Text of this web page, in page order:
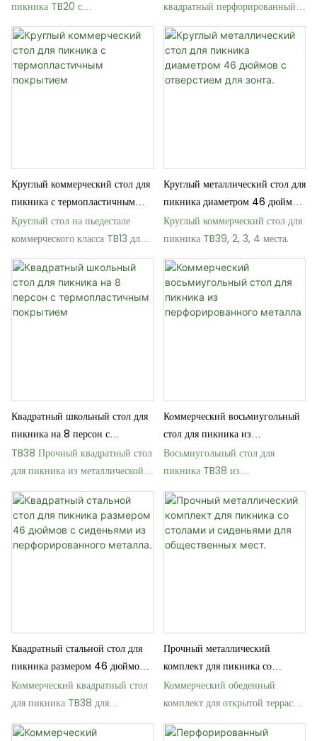
открытом воздухе.
пикника TB20 с
перфорированной стальной
конструкцией
квадратный перфорированный
стальной стол для пикника
размером 46 дюймов
Круглый коммерческий стол для
пикника с термопластичным
покрытием
Круглый стол на пьедестале
коммерческого класса TB13 для
парков и садов.
Круглый металлический стол для
пикника диаметром 46 дюймов
с отверстием для зонта.
Круглый коммерческий стол для
пикника TB39, 2, 3, 4 места.
Квадратный школьный стол для
пикника на 8 персон с
термопластичным покрытием
TB38 Прочный квадратный стол
для пикника из металлической
сетки для школы
Коммерческий восьмиугольный
стол для пикника из
перфорированного металла
Восьмиугольный стол для
пикника TB38 из
перфорированного металла для
парков и школ
Квадратный стальной стол для
пикника размером 46 дюймов с
сиденьями из перфорированного
металла.
Коммерческий квадратный стол
для пикника TB38 для
использования на открытом
Прочный металлический
комплект для пикника со
столами и сиденьями для
общественных мест.
Коммерческий обеденный
комплект для открытой террасы
TB54 с отверстием для зонта